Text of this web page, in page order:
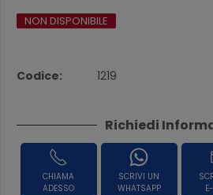
NON DISPONIBILE
Codice: 1219
Richiedi
CHIAMA
ADESSO
SCRIVI UN
WHATSAPP